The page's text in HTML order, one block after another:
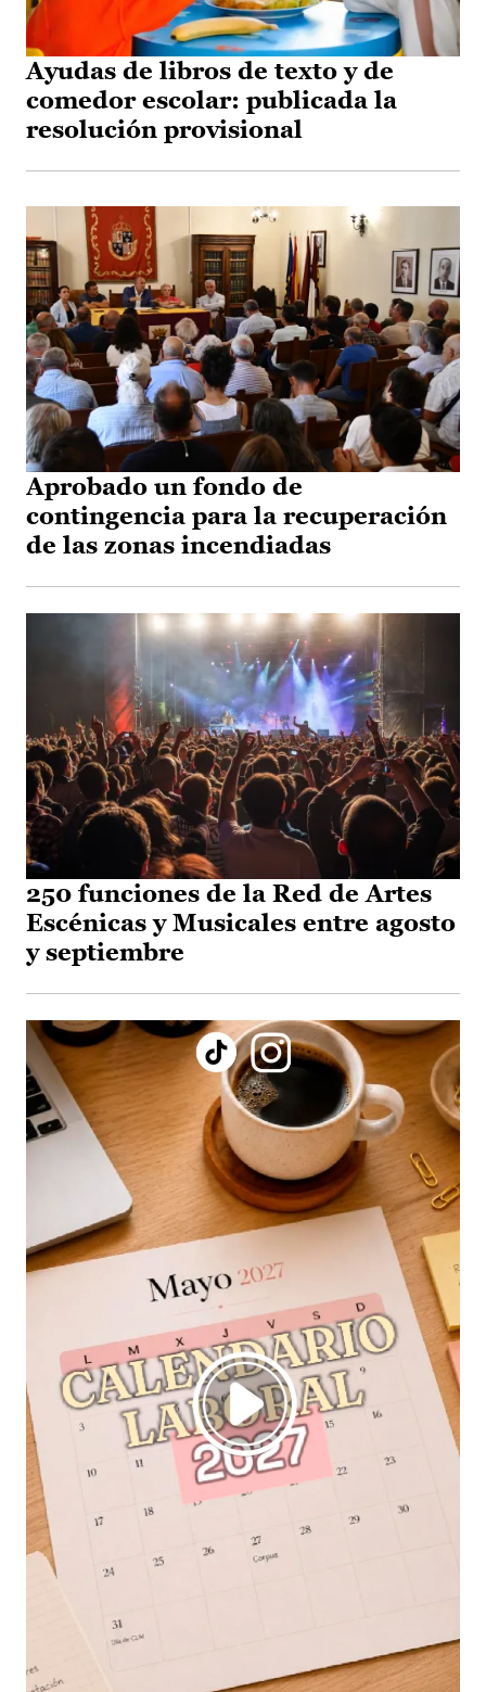
Ayudas de libros de texto y de
comedor escolar: publicada la
resolución provisional
Aprobado un fondo de
contingencia para la recuperación
de las zonas incendiadas
250 funciones de la Red de Artes
Escénicas y Musicales entre agosto
y septiembre